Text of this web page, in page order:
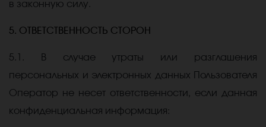
в законную силу.
5. ОТВЕТСТВЕННОСТЬ СТОРОН
5.1. В случае утраты или разглашения
персональных и электронных данных Пользователя
Оператор не несет ответственности, если данная
конфиденциальная информация: